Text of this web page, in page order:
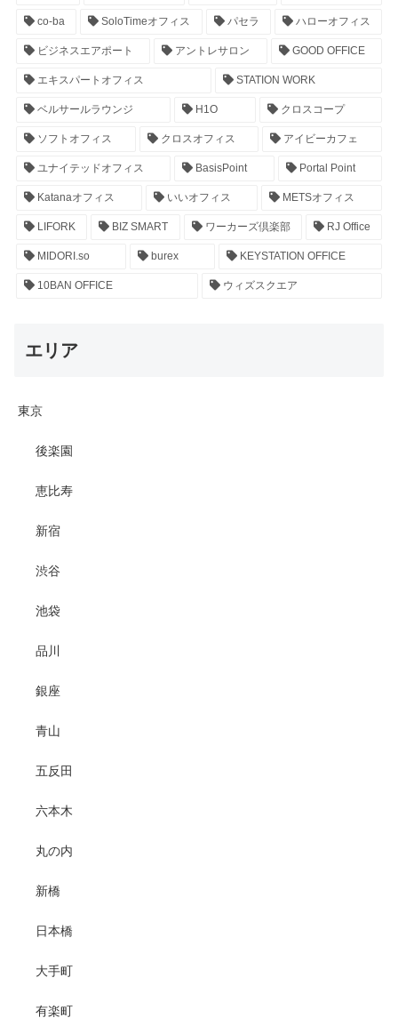
co-ba SoloTimeオフィス パセラ ハローオフィス
ビジネスエアポート アントレサロン GOOD OFFICE
エキスパートオフィス STATION WORK
ベルサールラウンジ H1O クロスコープ
ソフトオフィス クロスオフィス アイビーカフェ
ユナイテッドオフィス BasisPoint Portal Point
Katanaオフィス いいオフィス METSオフィス
LIFORK BIZ SMART ワーカーズ倶楽部 RJ Office
MIDORI.so burex KEYSTATION OFFICE
10BAN OFFICE ウィズスクエア
エリア
東京
後楽園
恵比寿
新宿
渋谷
池袋
品川
銀座
青山
五反田
六本木
丸の内
新橋
日本橋
大手町
有楽町